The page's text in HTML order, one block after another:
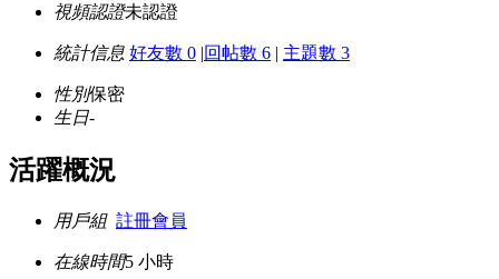
視頻認證未認證
統計信息 好友數 0 |回帖數 6 | 主題數 3
性別保密
生日-
活躍概況
用戶組 註冊會員
在線時間5 小時